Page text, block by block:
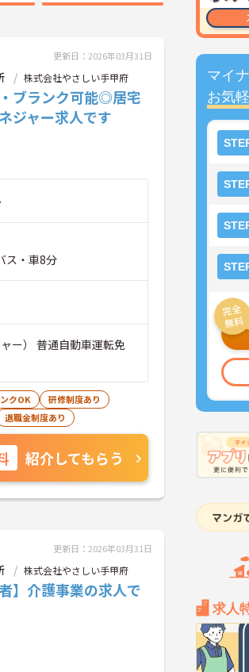
マイ
お気
求人
更新日：2026年03月31日
株式会社やさしい手甲府
ブランク可能◎居宅
ジャー求人です
ス・車8分
ー） 普通自動車運転免
クOK
研修制度あり
退職金制度あり
紹介してもらう
更新日：2026年03月31日
株式会社やさしい手甲府
】介護事業の求人で